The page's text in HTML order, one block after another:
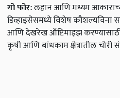
गो फोर:लहान आणि मध्यम
डिव्हाइसेसमध्ये विशेष कौशल्यविना
आणि देखरेख ऑप्टिमाइझ
कृषी आणि बांधकाम क्षेत्रातील चोरी